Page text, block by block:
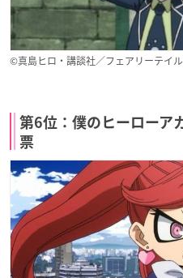
©真島ヒロ・講談社／フェアリーテイ
第6位：僕のヒーローア
票